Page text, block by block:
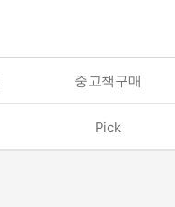
중고책구매
Pick